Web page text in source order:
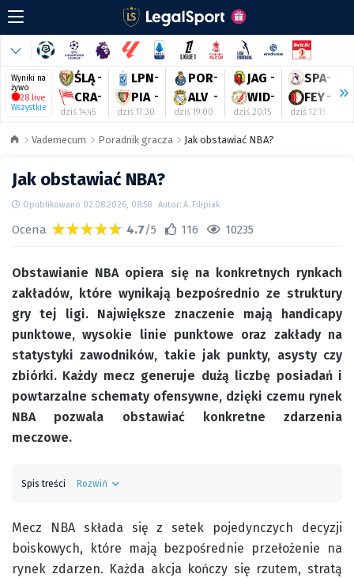
Wyniki na
żywo
28 live
Wszystkie
ŚLĄ -
CRA-
dziś 14:45
LPN-
PIA -
dziś 17:30
POR-
ALV -
dziś 19:00
JAG -
WID-
dziś 20:15
SPA-
FEY-
dziś 12:15
Vademecum Poradnik gracza Jak obstawiać NBA?
Jak obstawiać NBA?
Opublikowano 02.08.2026, 08:58 Autor: A. Filipiak
Ocena 4.7/5 116 10235
Obstawianie NBA opiera się na konkretnych rynkach
zakładów, które wynikają bezpośrednio ze struktury
gry tej ligi. Największe znaczenie mają handicapy
punktowe, wysokie linie punktowe oraz zakłady na
statystyki zawodników, takie jak punkty, asysty czy
zbiórki. Każdy mecz generuje dużą liczbę posiadań i
powtarzalne schematy ofensywne, dzięki czemu rynek
NBA pozwala obstawiać konkretne zdarzenia
meczowe.
Spis treści Rozwiń
Mecz NBA składa się z setek pojedynczych decyzji
boiskowych, które mają bezpośrednie przełożenie na
rynek zdarzen. Każda akcja kończy się rzutem, stratą